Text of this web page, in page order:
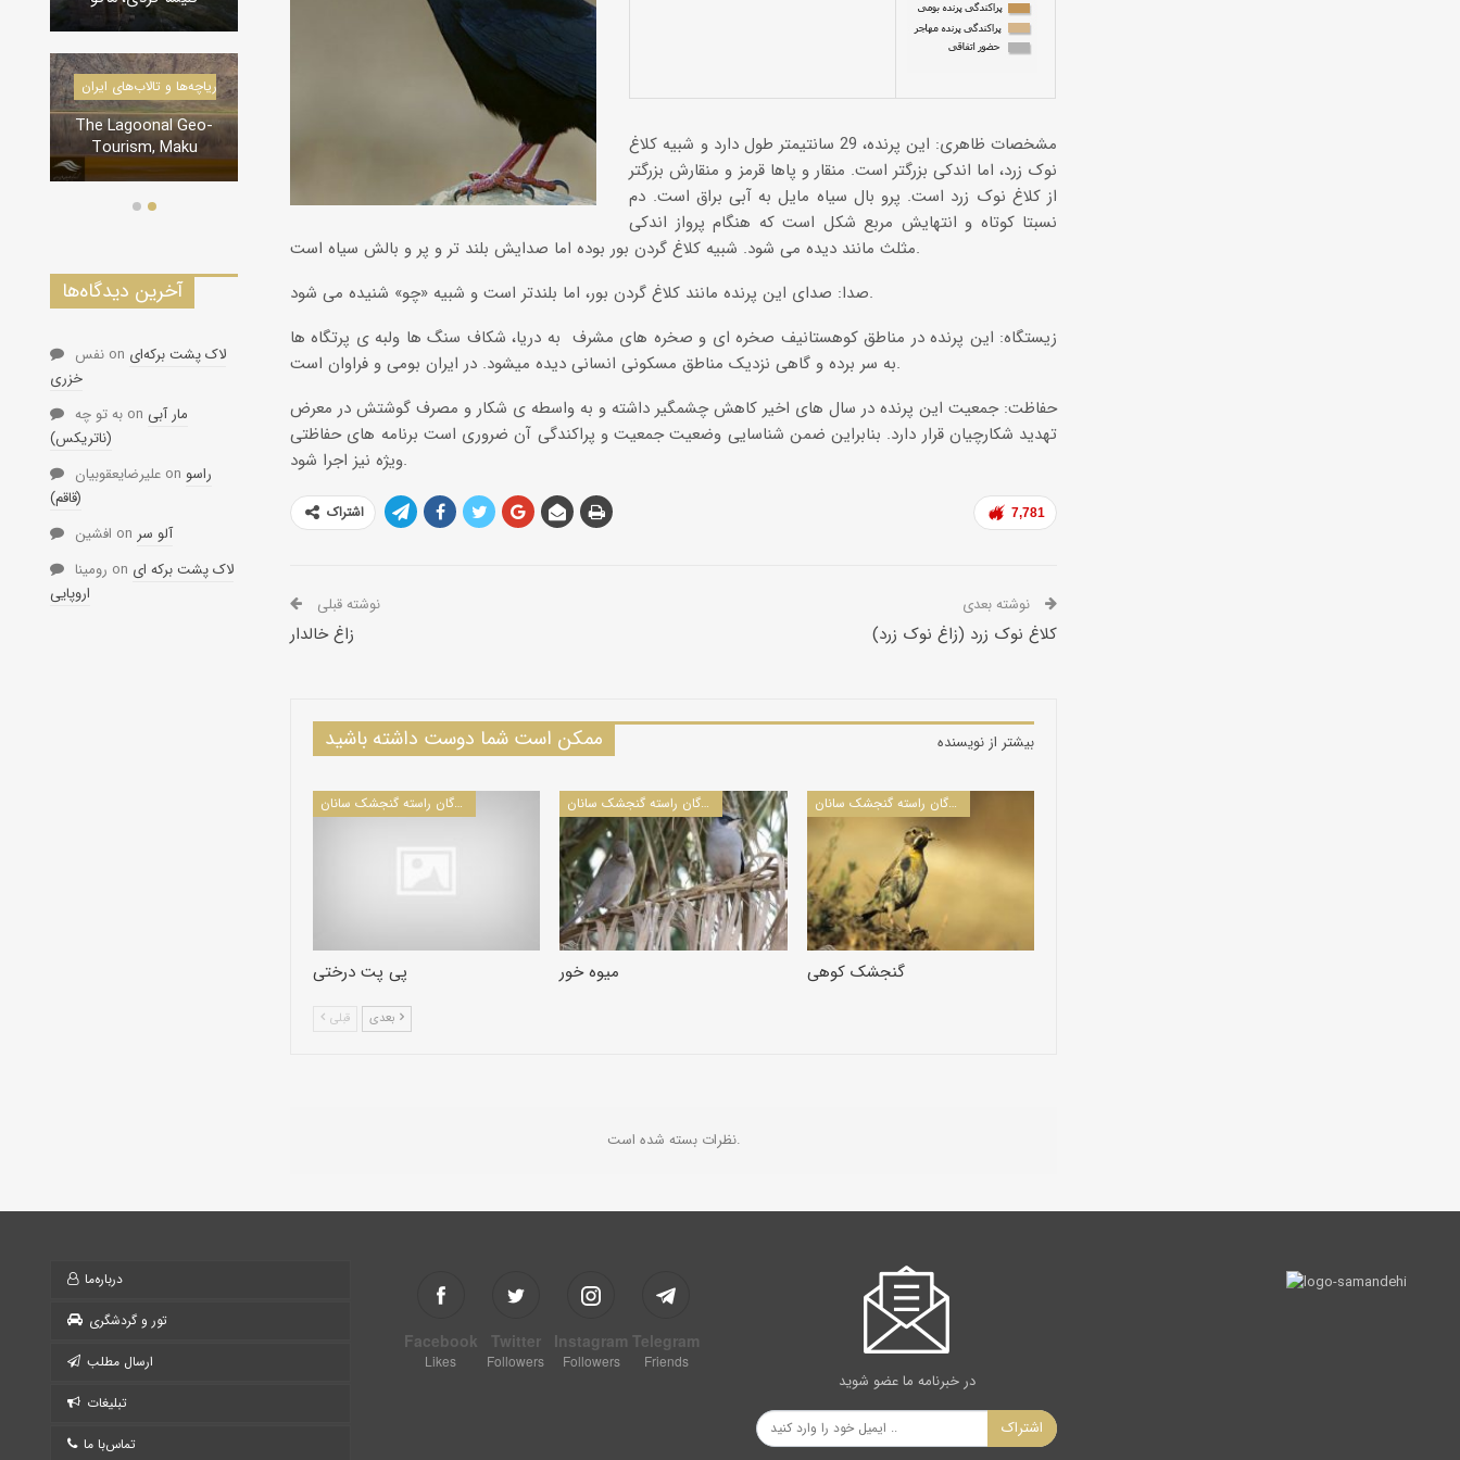
مشخصات ظاهری: این پرنده، 29 سانتیمتر طول دارد و شبیه کلاغ
نوک زرد، اما اندکی بزرگتر است. منقار و پاها قرمز و منقارش بزرگتر
از کلاغ نوک زرد است. پرو بال سیاه مایل به آبی براق است. دم
نسبتا کوتاه و انتهایش مربع شکل است که هنگام پرواز اندکی
مثلث مانند دیده می شود. شبیه کلاغ گردن بور بوده اما صدایش بلند تر و پر و بالش سیاه است.
صدا: صدای این پرنده مانند کلاغ گردن بور، اما بلندتر است و شبیه «چو» شنیده می شود.
زیستگاه: این پرنده در مناطق کوهستانیف صخره ای و صخره های مشرف به دریا، شکاف سنگ ها ولبه ی پرتگاه ها
به سر برده و گاهی نزدیک مناطق مسکونی انسانی دیده میشود. در ایران بومی و فراوان است.
حفاظت: جمعیت این پرنده در سال های اخیر کاهش چشمگیر داشته و به واسطه ی شکار و مصرف گوشتش در معرض
تهدید شکارچیان قرار دارد. بنابراین ضمن شناسایی وضعیت جمعیت و پراکندگی آن ضروری است برنامه های حفاظتی
ویژه نیز اجرا شود.
7,781 اشتراک
نوشته قبلی
زاغ خالدار کلاغ نوک زرد (زاغ نوک زرد)
ممکن است شما دوست داشته باشید بیشتر از نویسنده
پرندگان راسته گنجشک سانان
پی پت درختی
پرندگان راسته گنجشک سانان
میوه خور
پرندگان راسته گنجشک سانان
گنجشک کوهی
قبلی
نظرات بسته شده است.
درياچه‌‌ها
دره‌ها و تنگه‌های ایران
تنگه لی لی، دورود
آخرین دیدگاه‌ها
نفس on لاک پشت برکه‌ای
خزری
به تو چه on مار آبی
(ناتریکس)
علیرضایعقوبیان on راسو
(قاقم)
افشین on آلو سر
رومینا on لاک پشت برکه ای
اروپایی
درباره‌ما
تور و گردشگری
ارسال مطلب
تبلیغات
تماس‌با ما
Facebook
Likes
Twitter
Followers
Instagram
Followers
Telegram
Friends
در خبرنامه ما عضو شوید
اشتراک